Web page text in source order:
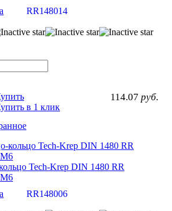
RR148014
114.07 руб.
в 1 клик
Tech-Krep DIN 1480 RR
М6
RR148006